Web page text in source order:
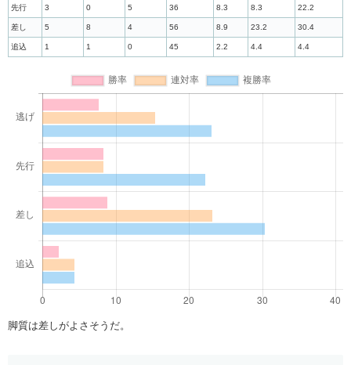
先行 3 0 5 36 8.3 8.3 22.2
差し 5 8 4 56 8.9 23.2 30.4
追込 1 1 0 45 2.2 4.4 4.4
脚質は差しがよさそうだ。